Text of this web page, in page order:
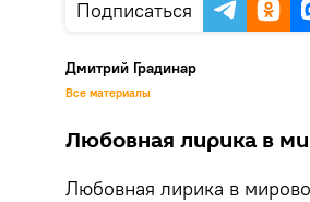
Подписаться
Дмитрий Градинар
Все материалы
Любовная лирика в
Любовная лирика в